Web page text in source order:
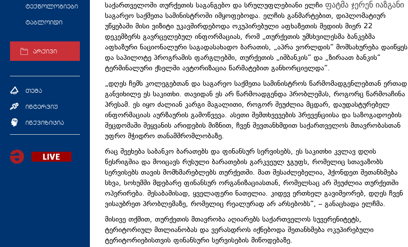
ტექნოლოგიები
ტაბლოიდი
არქივი
თემა
ინტერვიუ
ინქვიზიცია
საქართველოში თურქეთის საგანგებო და სრულუფლებიანი ელჩი ფატმა ჯერენ იაზგანი
საგარეო საქმეთა სამინისტროში იმყოფებოდა. ელჩის განმარტებით, დიპლომატიურ
უწყებაში მისი ვიზიტი უკავშირდებოდა ოკუპირებული აფხაზეთის მედიის მიერ 22
დეკემბერს გავრცელებულ ინფორმაციას, რომ „თურქეთის უმსხვილესმა ბანკებმა
აფხაზური ნაციონალური საგადასახადო ბარათის, „აპრა ვორლდის“ მომსახურება დაიწყეს
და საპილოტე პროგრამის ფარგლებში, თურქეთის „იშბანკის“ და „ზირაათ ბანკის“
ტერმინალური ქსელში ავტორიზაცია წარმატებით განხორციელდა“.
„დღეს ჩემს კოლეგებთან და საგარეო საქმეთა სამინისტროს წარმომადგენლებთან ერთად
განვიხილე ეს საკითხი. თავიდან ეს არ წარმოადგენდა პრობლემას, როგორც წარმოაჩინა
პრესამ. ეს იყო ძალიან კარგი მაგალითი, როგორ შეუძლია მცდარ, დაუდასტურებელ
ინფორმაციას აურზაურის გამოწვევა. ასეთი შემთხვევების პრევენციისა და საზოგადოების
შეცდომაში შეყვანის არიდების მიზნით, ჩვენ შევთანხმდით საქართველოს მთავრობასთან
უფრო მჭიდრო თანამშრომლობაზე.
რაც შეეხება საბანკო ბარათებს და ფინანსურ სერვისებს, ეს საკითხი კვლავ დღის
წესრიგშია და მოიცავს რუსული ბარათების გარკვეულ ჯგუფს, რომელიც სთავაზობს
სერვისებს თავის მომხმარებლებს თურქეთში. მათ შესაძლებელია, ჰქონდეთ შეთანხმება
სხვა, სოხუმში მდებარე ფინანსურ ორგანიზაციასთან, რომელსაც არ შეუძლია თურქეთში
ოპერირება. შესაბამისად, ყველაფერი ნათელია. კიდევ ერთხელ გავიმეორებ, დღეს ჩვენ
ვისაუბრეთ პრობლემაზე, რომელიც რეალურად არ არსებობს“, – განაცხადა ელჩმა.
მისივე თქმით, თურქეთის მთავრობა აღიარებს საქართველოს სუვერენიტეტს,
ტერიტორიულ მთლიანობას და ვერასდროს იქნებოდა შეთანხმება ოკუპირებული
ტერიტორიებისთვის ფინანსური სერვისების მიწოდებაზე.